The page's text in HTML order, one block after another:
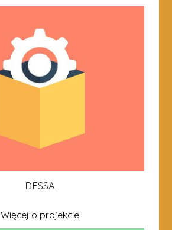
DESSA
Więcej o projekcie